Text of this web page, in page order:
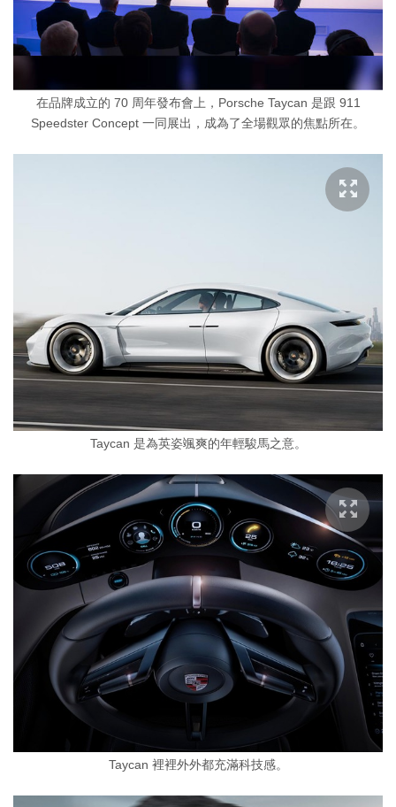
在品牌成立的 70 周年發布會上，Porsche Taycan 是跟 911
Speedster Concept 一同展出，成為了全場觀眾的焦點所在。
Taycan 是為英姿颯爽的年輕駿馬之意。
Taycan 裡裡外外都充滿科技感。